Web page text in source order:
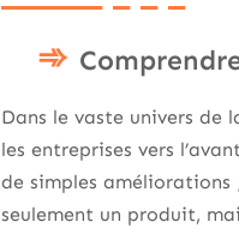
Dans le vaste univers de
les entreprises vers
de simples améliorations
seulement un produit,